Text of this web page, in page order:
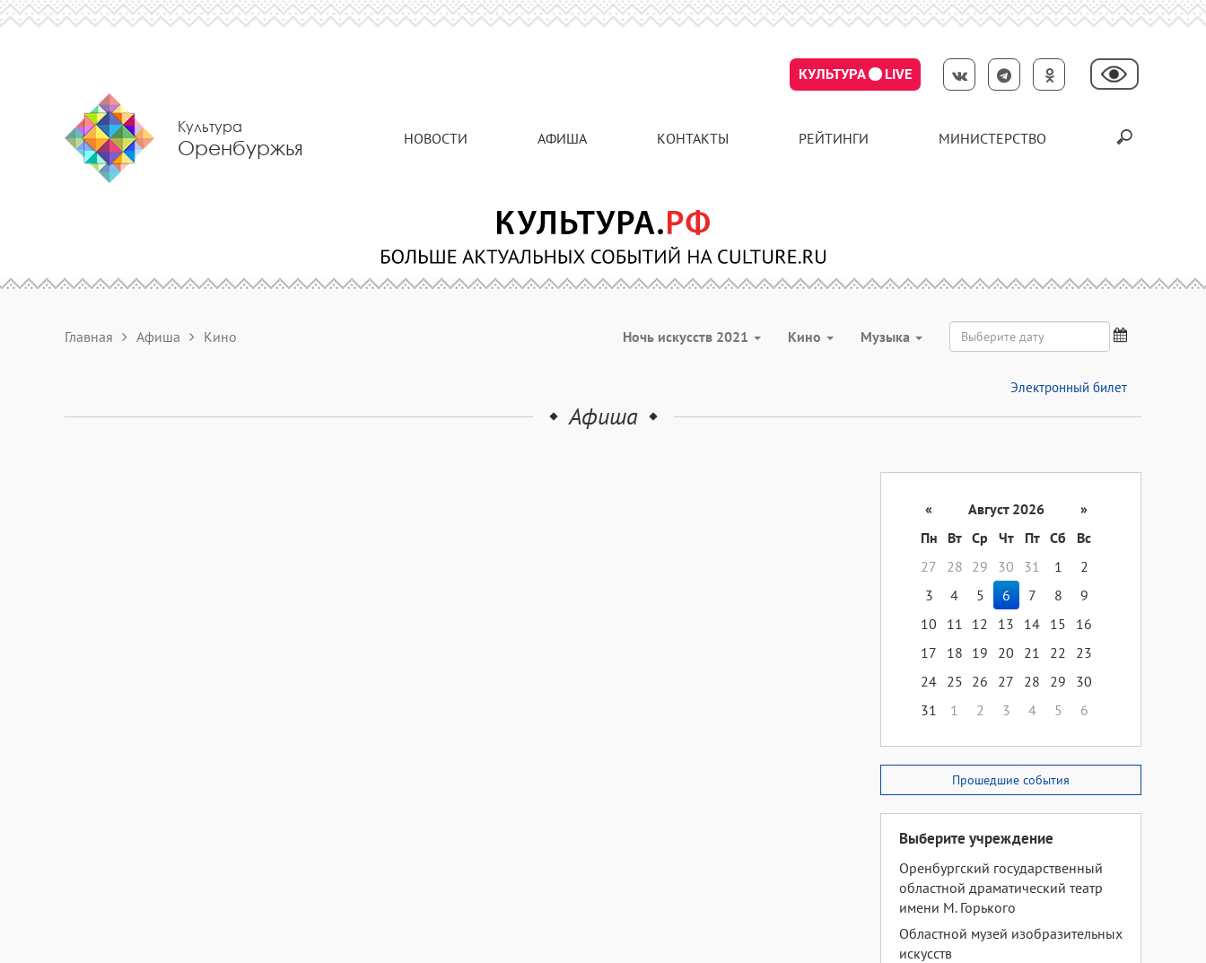
КУЛЬТУРА LIVE
Культура
Оренбуржья НОВОСТИ АФИША КОНТАКТЫ РЕЙТИНГИ МИНИСТЕРСТВО
Главная Афиша Кино Ночь искусств 2021 Кино Музыка
Электронный билет
Афиша
« Август 2026
»
Пн
Вт Ср Чт Пт Сб
Вс
27
28 29 30 31 1
2
3
4 5 6 7 8
9
10
11 12 13 14 15
16
17
18 19 20 21 22
23
24 25 26 27 28 29
30
31
1 2 3 4 5 6
Прошедшие события
Выберите учреждение
Оренбургский государственный
областной драматический театр
имени М. Горького
Областной музей изобразительных
искусств